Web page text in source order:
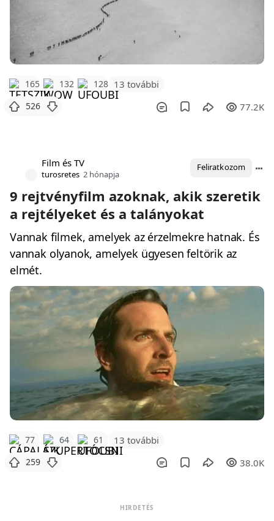
165 132 128 13 további
526 77.2K
Film és TV
turosretes 2 hónapja
Feliratkozom
9 rejtvényfilm azoknak, akik szeretik
a rejtélyeket és a talányokat
Vannak filmek, amelyek az érzelmekre hatnak. És
vannak olyanok, amelyek ügyesen feltörik az
elmét.
77 64 61 13 további
259 38.0K
HIRDETÉS